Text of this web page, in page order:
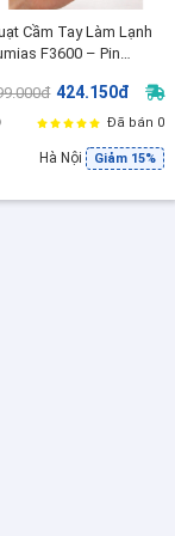
Cầm Tay Làm Lạnh
F3600 – Pin
9 Tiếng, Siêu Nhỏ
424.150đ
Đã bán 0
Hà Nội Giảm 15%